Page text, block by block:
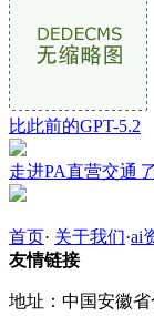
比此前的GPT-5.2
走进PA直营交通
首页· 关于我们·ai
友情链接
地址：中国安徽